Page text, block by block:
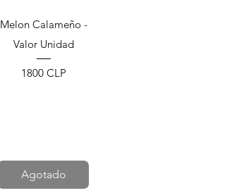
Vista rápida
Melon Calameño -
Valor Unidad
Precio
1800 CLP
Agotado